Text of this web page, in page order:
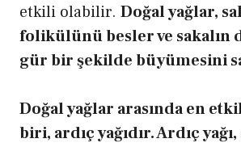
etkili olabilir. Doğal yağlar,
folikülünü besler ve sakalın
gür bir şekilde büyümesini
Doğal yağlar arasında en
biri, ardıç yağıdır. Ardıç